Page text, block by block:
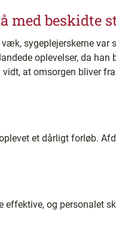
med beskidte
sygeplejerskerne var
oplevelser, da han
at omsorgen bliver
et dårligt forløb.
effektive, og personalet